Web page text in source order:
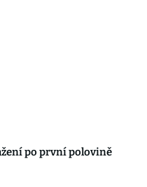
po první polovině